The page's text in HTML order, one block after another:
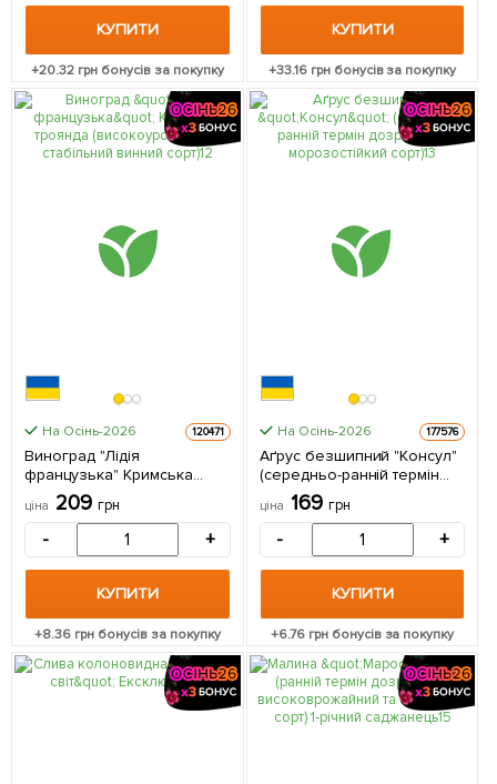
КУПИТИ
+20.32грн бонусів за покупку
КУПИТИ
+33.16грн бонусів за покупку
На Осінь-2026 120471
Виноград "Лідія
французька" Кримська
троянда (високоурожайний,
стабільний винний сорт) 1
саджанець в упаковці
ціна 209 грн
- +
КУПИТИ
+8.36 грн бонусів за покупку
На Осінь-2026 177576
Аґрус безшипний "Консул"
(середньо-ранній термін
дозрівання, морозостійкий
сорт) 1 саджанець в
ціна 169 грн
- +
КУПИТИ
+6.76грн бонусів за покупку